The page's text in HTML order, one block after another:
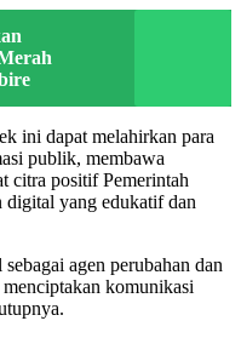
ini dapat melahirkan para
publik, membawa
citra positif Pemerintah
digital yang edukatif dan
agen perubahan dan
komunikasi